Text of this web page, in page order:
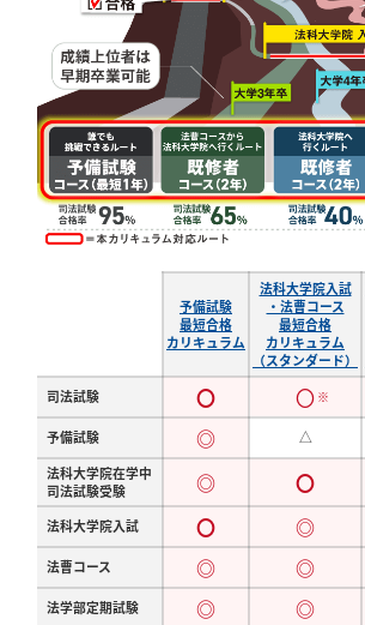
予備試験
最短合格
カリキュラム
法科大学院入試
・法曹コース
最短合格
カリキュラム
（スタンダード）
司法試験 〇 〇 ※
予備試験 ◎ △
法科大学院在学中
司法試験受験
◎ 〇
法科大学院入試 〇 ◎
法曹コース ◎ ◎
法学部定期試験 ◎ ◎